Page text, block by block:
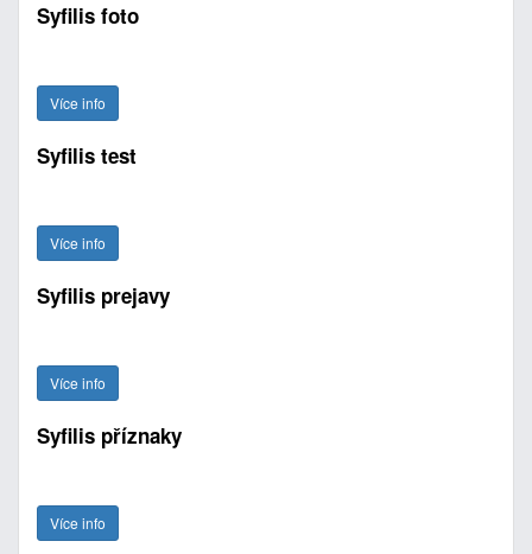
Syfilis foto
Více info
Syfilis test
Více info
Syfilis prejavy
Více info
Syfilis příznaky
Více info